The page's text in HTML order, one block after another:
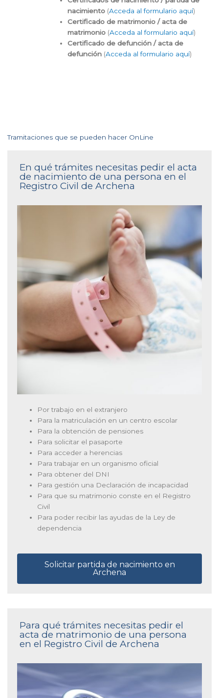
nacimiento (Acceda al formulario aquí)
Certificado de matrimonio / acta de
matrimonio (Acceda al formulario aquí)
Certificado de defunción / acta de
defunción (Acceda al formulario aquí)
Tramitaciones que se pueden hacer OnLine
En qué trámites necesitas pedir el acta
de nacimiento de una persona en el
Registro Civil de Archena
Por trabajo en el extranjero
Para la matriculación en un centro escolar
Para la obtención de pensiones
Para solicitar el pasaporte
Para acceder a herencias
Para trabajar en un organismo oficial
Para obtener del DNI
Para gestión una Declaración de incapacidad
Para que su matrimonio conste en el Registro
Civil
Para poder recibir las ayudas de la Ley de
dependencia
Solicitar partida de nacimiento en
Archena
Para qué trámites necesitas pedir el
acta de matrimonio de una persona
en el Registro Civil de Archena